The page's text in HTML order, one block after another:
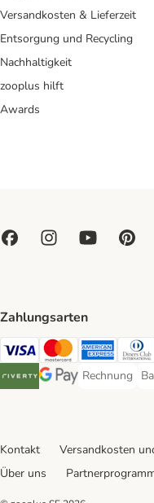
Versandkosten & Lieferzeit
Entsorgung und Recycling
Nachhaltigkeit
zooplus hilft
Awards
Zahlungsarten
Visa Payment Method
Mastercard Payment
AmericanDiners
Riverty Payment Method
Google Pay Payment
Rechnung
Rechnung
Kontakt Versandkosten
Über uns